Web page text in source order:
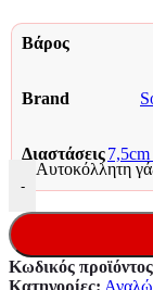
Βάρος
Brand
Διαστάσεις
-
Αυτοκόλλητη
Κωδικός